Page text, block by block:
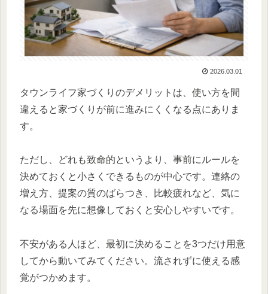
2026.03.01
タウンライフ家づくりのデメリットは、使い方を間
違えると家づくりが前に進みにくくなる点にありま
す。
ただし、どれも致命的というより、事前にルールを
決めておくと小さくできるものが中心です。連絡の
増え方、提案の質のばらつき、比較疲れなど、気に
なる場面を先に想像しておくと安心しやすいです。
不安がある人ほど、最初に決めることを3つだけ用意
してから動いてみてください。流されずに使える感
覚がつかめます。